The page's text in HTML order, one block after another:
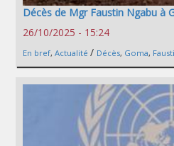
Décès de Mgr Faustin Ngabu à
26/10/2025 - 15:24
En bref, Actualité / Décès, Goma,